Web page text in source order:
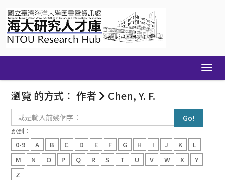
navigation
瀏覽 的方式： 作者 Chen, Y. F.
入
前
幾
個
跳到：
0-9
A B C D E F G H I J K
L
M
N O P Q R S T U V W X
Y
Z